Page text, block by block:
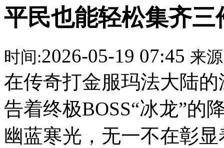
平民也能轻松集齐三
时间:2026-05-19 07:45 来
在传奇打金服玛法大陆
告着终极BOSS“冰龙”的
幽蓝寒光，无一不在彰